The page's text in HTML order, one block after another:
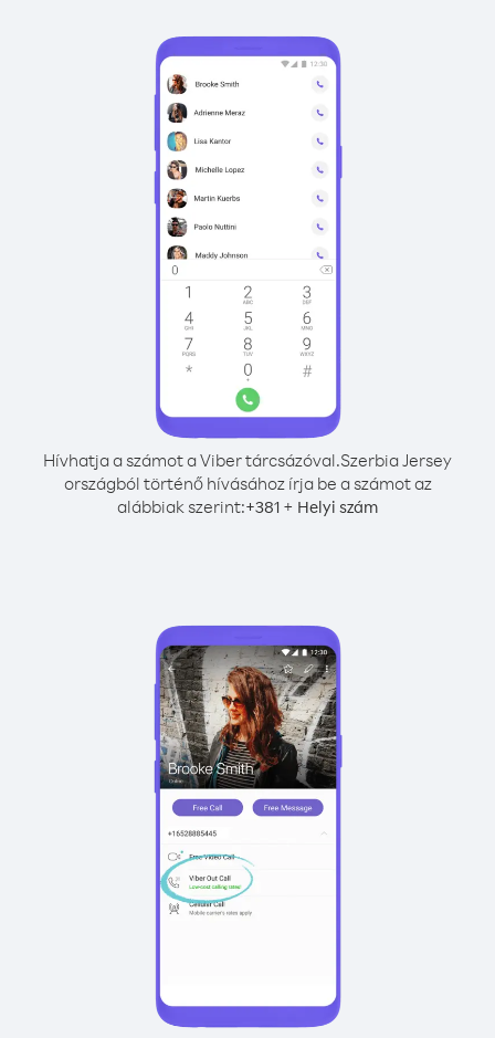
Hívhatja a számot a Viber tárcsázóval.Szerbia Jersey
országból történő hívásához írja be a számot az
alábbiak szerint:+381 + Helyi szám